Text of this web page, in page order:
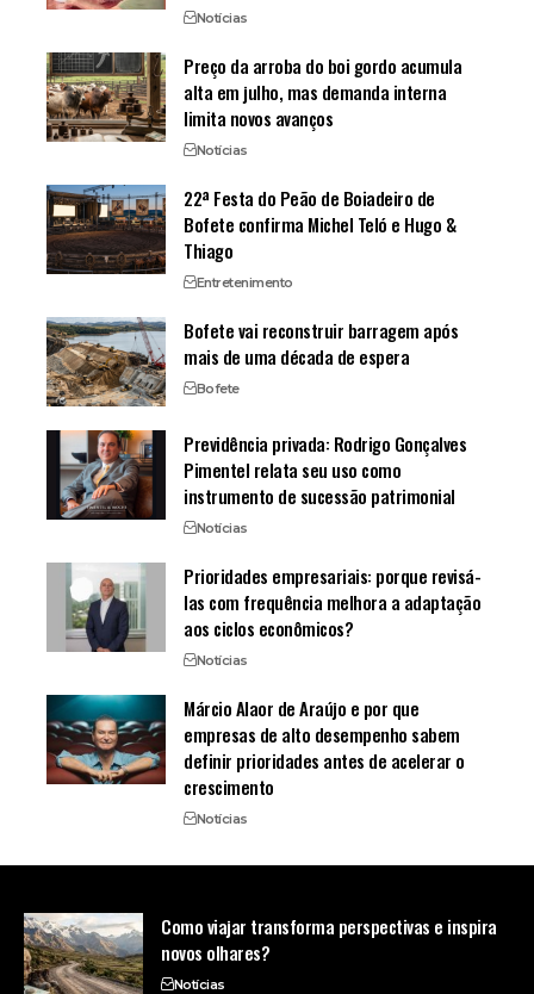
Notícias
Preço da arroba do boi gordo acumula
alta em julho, mas demanda interna
limita novos avanços
Notícias
22ª Festa do Peão de Boiadeiro de
Bofete confirma Michel Teló e Hugo &
Thiago
Entretenimento
Bofete vai reconstruir barragem após
mais de uma década de espera
Bofete
Previdência privada: Rodrigo Gonçalves
Pimentel relata seu uso como
instrumento de sucessão patrimonial
Notícias
Prioridades empresariais: porque revisá-
las com frequência melhora a adaptação
aos ciclos econômicos?
Notícias
Márcio Alaor de Araújo e por que
empresas de alto desempenho sabem
definir prioridades antes de acelerar o
crescimento
Notícias
Como viajar transforma perspectivas e inspira
novos olhares?
Notícias